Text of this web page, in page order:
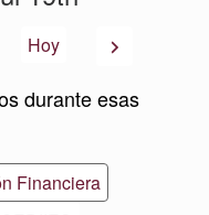
Hoy Siguiente
durante esas
Financiera